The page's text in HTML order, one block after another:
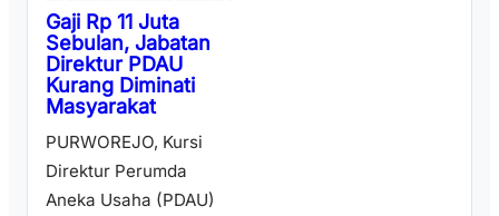
Gaji Rp 11 Juta
Sebulan, Jabatan
Direktur PDAU
Kurang Diminati
Masyarakat
PURWOREJO, Kursi
Direktur Perumda
Aneka Usaha (PDAU)